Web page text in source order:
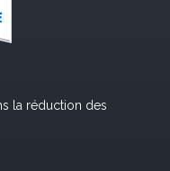
la réduction des